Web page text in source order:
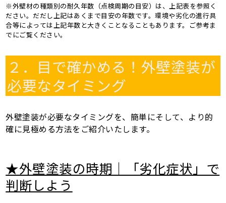
※外壁材の種類別の耐久年数（点検周期の目安）は、上記表を参照く
ださい。だだし上記はあくまで目安の年数です。環境や劣化の進行具
合等によっては上記年数と大きくことなることもあります。ご参考ま
でにご覧ください。
２．目で確かめる！外壁塗装が
必要なタイミング
外壁塗装が必要なタイミングを、簡単にそして、より的
確に見極める方法をご紹介いたします。
★外壁塗装の時期｜「劣化症状」で
判断しよう